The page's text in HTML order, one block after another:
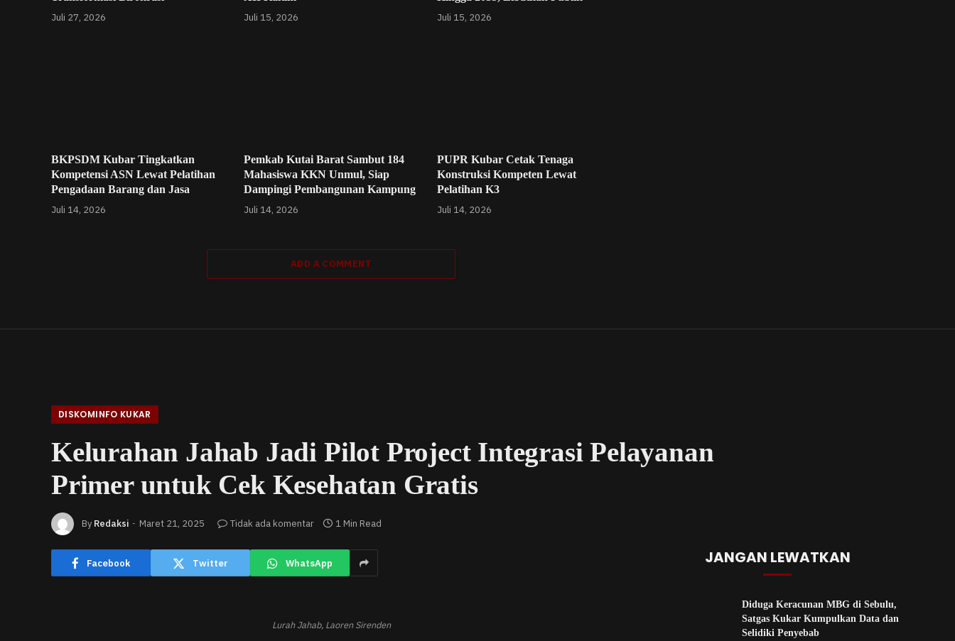
Juli 27, 2026
Juli 15, 2026
Juli 15, 2026
BKPSDM Kubar Tingkatkan
Kompetensi ASN Lewat Pelatihan
Pengadaan Barang dan Jasa
Juli 14, 2026
Pemkab Kutai Barat Sambut 184
Mahasiswa KKN Unmul, Siap
Dampingi Pembangunan Kampung
Juli 14, 2026
PUPR Kubar Cetak Tenaga
Konstruksi Kompeten Lewat
Pelatihan K3
Juli 14, 2026
ADD A COMMENT
DISKOMINFO KUKAR
Kelurahan Jahab Jadi Pilot Project Integrasi Pelayanan
Primer untuk Cek Kesehatan Gratis
By Redaksi Maret 21, 2025 Tidak ada komentar 1 Min Read
Facebook Twitter WhatsApp
Lurah Jahab, Laoren Sirenden
JANGAN LEWATKAN
Diduga Keracunan MBG di Sebulu,
Satgas Kukar Kumpulkan Data dan
Selidiki Penyebab